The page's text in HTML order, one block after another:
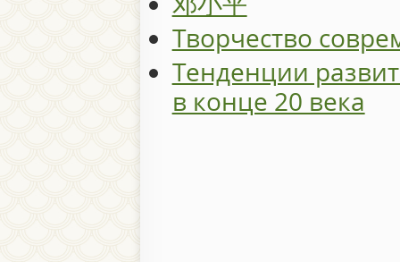
Творчество
Тенденции
в конце 20 века